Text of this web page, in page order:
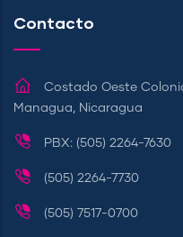
Contacto
Costado Oeste
Managua, Nicaragua
PBX: (505) 2264-7630
(505) 2264-7730
(505) 7517-0700